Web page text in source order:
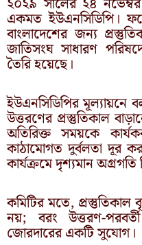
একমত ইউএনসিডিপি।
বাংলাদেশের জন্য
জাতিসংঘ সাধারণ
তৈরি হয়েছে।
ইউএনসিডিপির মূল্যায়নে
উত্তরণের প্রস্তুতিকাল
অতিরিক্ত সময়কে
কাঠামোগত দুর্বলতা দূর
কার্যক্রমে দৃশ্যমান
কমিটির মতে, প্রস্তুতিকাল
নয়; বরং উত্তরণ-পরবর্তী
জোরদারের একটি সুযোগ।